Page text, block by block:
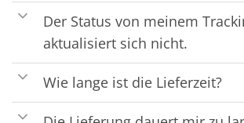
Der Status von meinem
aktualisiert sich nicht.
Wie lange ist die Lieferzeit?